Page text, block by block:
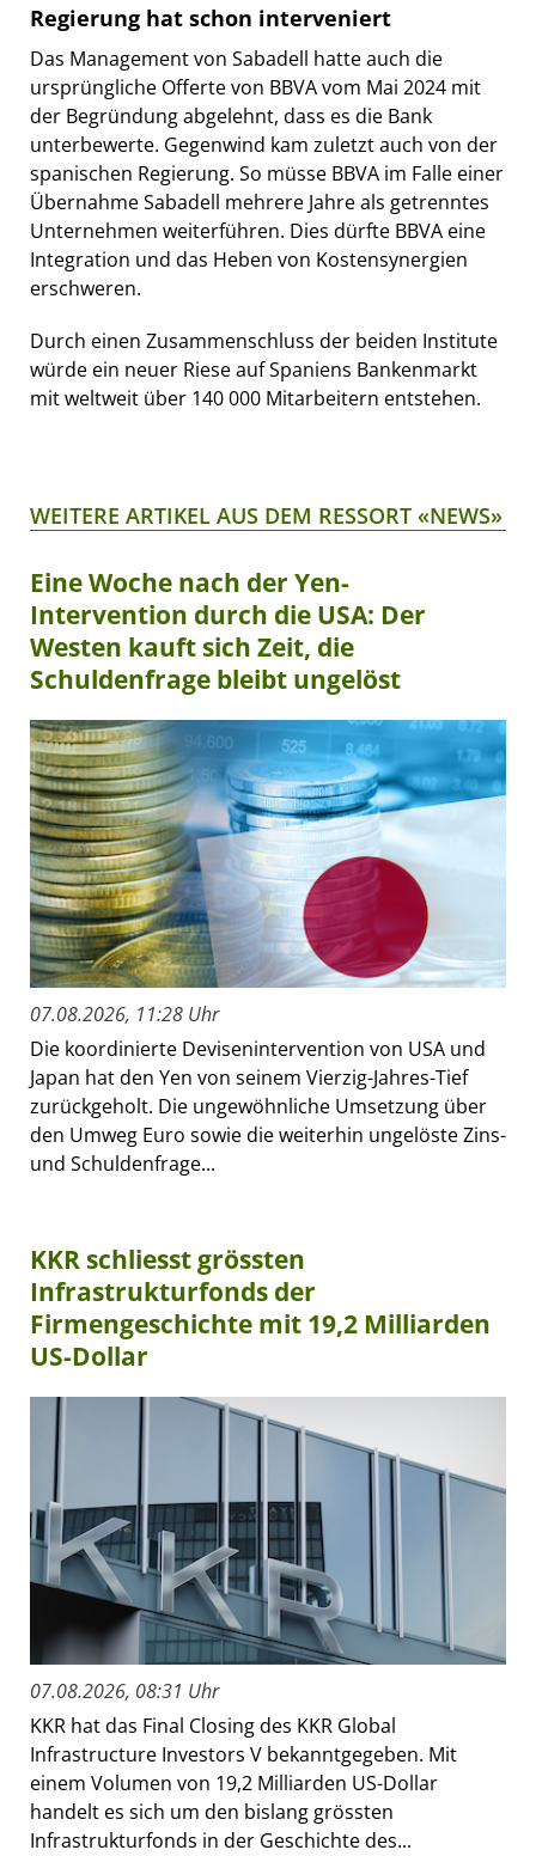
Regierung hat schon interveniert
Das Management von Sabadell hatte auch die
ursprüngliche Offerte von BBVA vom Mai 2024 mit
der Begründung abgelehnt, dass es die Bank
unterbewerte. Gegenwind kam zuletzt auch von der
spanischen Regierung. So müsse BBVA im Falle einer
Übernahme Sabadell mehrere Jahre als getrenntes
Unternehmen weiterführen. Dies dürfte BBVA eine
Integration und das Heben von Kostensynergien
erschweren.
Durch einen Zusammenschluss der beiden Institute
würde ein neuer Riese auf Spaniens Bankenmarkt
mit weltweit über 140 000 Mitarbeitern entstehen.
WEITERE ARTIKEL AUS DEM RESSORT «NEWS»
Eine Woche nach der Yen-
Intervention durch die USA: Der
Westen kauft sich Zeit, die
Schuldenfrage bleibt ungelöst
07.08.2026, 11:28 Uhr
Die koordinierte Devisenintervention von USA und
Japan hat den Yen von seinem Vierzig-Jahres-Tief
zurückgeholt. Die ungewöhnliche Umsetzung über
den Umweg Euro sowie die weiterhin ungelöste Zins-
und Schuldenfrage...
KKR schliesst grössten
Infrastrukturfonds der
Firmengeschichte mit 19,2 Milliarden
US-Dollar
07.08.2026, 08:31 Uhr
KKR hat das Final Closing des KKR Global
Infrastructure Investors V bekanntgegeben. Mit
einem Volumen von 19,2 Milliarden US-Dollar
handelt es sich um den bislang grössten
Infrastrukturfonds in der Geschichte des...